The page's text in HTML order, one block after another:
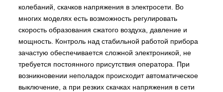
колебаний, скачков напряжения в электросети. Во
многих моделях есть возможность регулировать
скорость образования сжатого воздуха, давление и
мощность. Контроль над стабильной работой прибора
зачастую обеспечивается сложной электроникой, не
требуется постоянного присутствия оператора. При
возникновении неполадок происходит автоматическое
выключение, а при резких скачках напряжения в сети